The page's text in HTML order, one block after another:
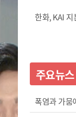
한화,
주요뉴스
폭염과 가뭄